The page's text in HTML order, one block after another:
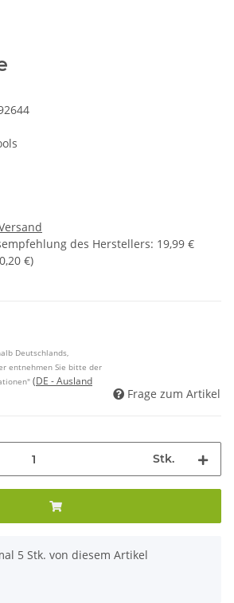
des Herstellers: 19,99 €
0,20 €)
Deutschlands,
entnehmen Sie bitte der
(DE - Ausland
Frage zum Artikel
Stk.
5 Stk. von diesem Artikel